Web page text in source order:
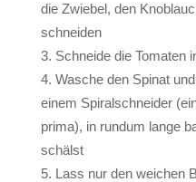
die Zwiebel, den
schneiden
Schneide die Tomaten
Wasche den Spinat
einem Spiralschneider
prima), in rundum lange
schälst
Lass nur den weichen